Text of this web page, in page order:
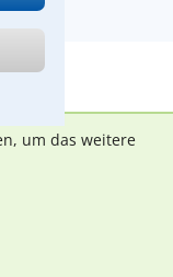
um das weitere